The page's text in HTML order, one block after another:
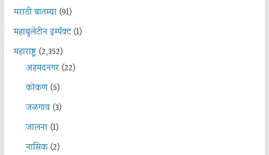
मराठी बातम्या(91)
महाबुलेटीन इम्पॅक्ट(1)
महाराष्ट्र(2,352)
अहमदनगर(22)
कोकण(5)
जळगाव(3)
जालना(1)
नासिक(2)